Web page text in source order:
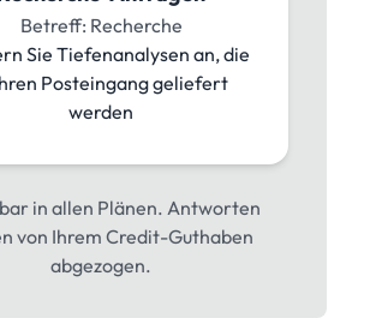
Betreff: Recherche
Sie Tiefenanalysen an, die
Posteingang geliefert
werden
in allen Plänen. Antworten
von Ihrem Credit-Guthaben
abgezogen.